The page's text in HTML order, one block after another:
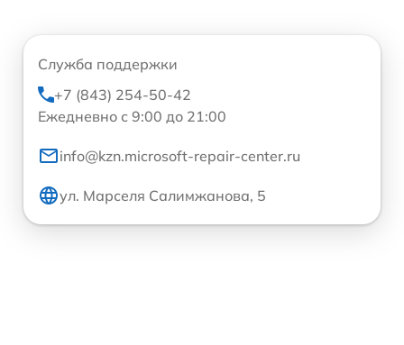
Служба поддержки
+7 (843) 254-50-42
Ежедневно с 9:00 до 21:00
info@kzn.microsoft-repair-center.ru
ул. Марселя Салимжанова, 5